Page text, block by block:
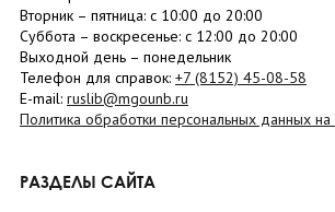
Вторник – пятница: с 10:00 до 20:00
Суббота – воскресенье: c 12:00 до 20:00
Выходной день – понедельник
Телефон для справок: +7 (8152) 45-08-58
E-mail: ruslib@mgounb.ru
Политика обработки персональных данных
РАЗДЕЛЫ САЙТА